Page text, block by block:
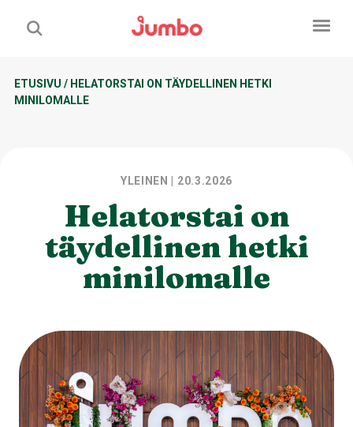
ETUSIVU / HELATORSTAI ON TÄYDELLINEN HETKI
MINILOMALLE
YLEINEN | 20.3.2026
Helatorstai on
täydellinen hetki
minilomalle